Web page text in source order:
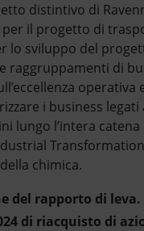
distintivo di
il progetto di
lo sviluppo del
di
operativa
i business
lungo l’intera
chimica.
del rapporto di
di riacquisto di